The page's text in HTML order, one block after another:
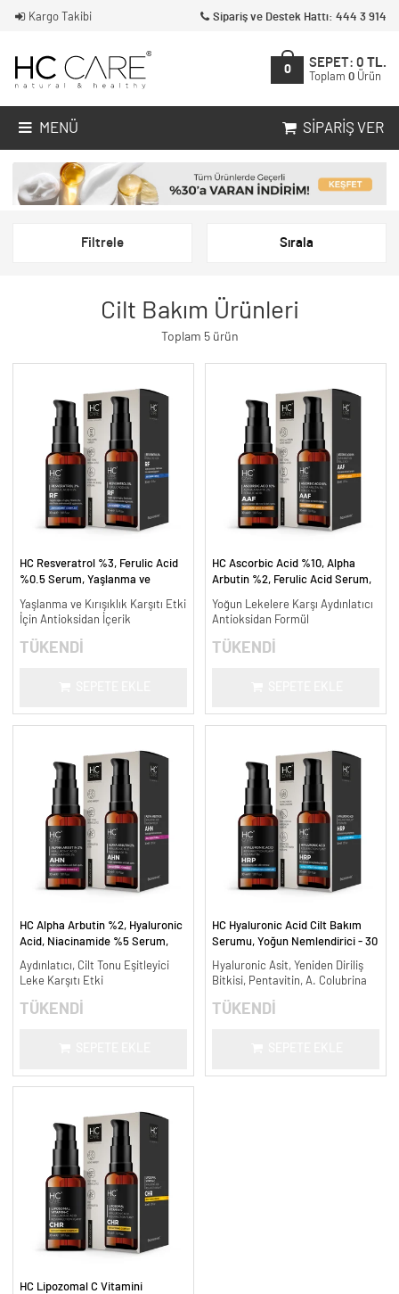
Kargo Takibi Sipariş ve Destek Hattı: 444 3 914
0
SEPET: 0 TL.
Toplam 0 Ürün
MENÜ SIPARIŞ VER
Filtrele Sırala
Cilt Bakım Ürünleri
Toplam 5 ürün
HC Resveratrol %3, Ferulic Acid
%0.5 Serum, Yaşlanma ve
Yaşlanma ve Kırışıklık Karşıtı Etki
İçin Antioksidan İçerik
TÜKENDİ
HC Ascorbic Acid %10, Alpha
Arbutin %2, Ferulic Acid Serum,
ml.
Yoğun Lekelere Karşı Aydınlatıcı
Antioksidan Formül
TÜKENDİ
HC Alpha Arbutin %2, Hyaluronic
Acid, Niacinamide %5 Serum,
ml.
Aydınlatıcı, Cilt Tonu Eşitleyici
Leke Karşıtı Etki
TÜKENDİ
HC Hyaluronic Acid Cilt Bakım
Serumu, Yoğun Nemlendirici - 30
Hyaluronic Asit, Yeniden Diriliş
Bitkisi, Pentavitin, A. Colubrina
TÜKENDİ
HC Lipozomal C Vitamini